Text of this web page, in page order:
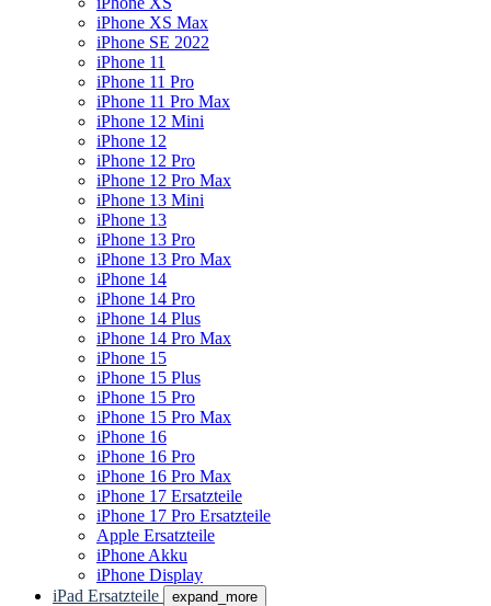
iPhone XS Max
iPhone SE 2022
iPhone 11
iPhone 11 Pro
iPhone 11 Pro Max
iPhone 12 Mini
iPhone 12
iPhone 12 Pro
iPhone 12 Pro Max
iPhone 13 Mini
iPhone 13
iPhone 13 Pro
iPhone 13 Pro Max
iPhone 14
iPhone 14 Pro
iPhone 14 Plus
iPhone 14 Pro Max
iPhone 15
iPhone 15 Plus
iPhone 15 Pro
iPhone 15 Pro Max
iPhone 16
iPhone 16 Pro
iPhone 16 Pro Max
iPhone 17 Ersatzteile
iPhone 17 Pro Ersatzteile
Apple Ersatzteile
iPhone Akku
iPhone Display
iPad Ersatzteile
expand_more